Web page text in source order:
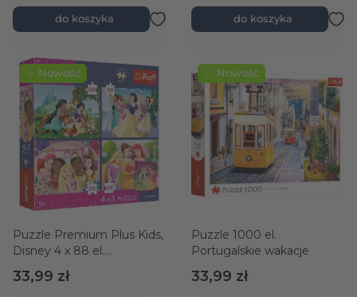
do koszyka do koszyka
☆ Nowość
Puzzle Premium Plus Kids,
Disney 4 x 88 el.
Romantyczne księżniczki +
kolekcjonerski plakat
33,99 zł
☆ Nowość
Puzzle 1000 el.
Portugalskie wakacje
33,99 zł